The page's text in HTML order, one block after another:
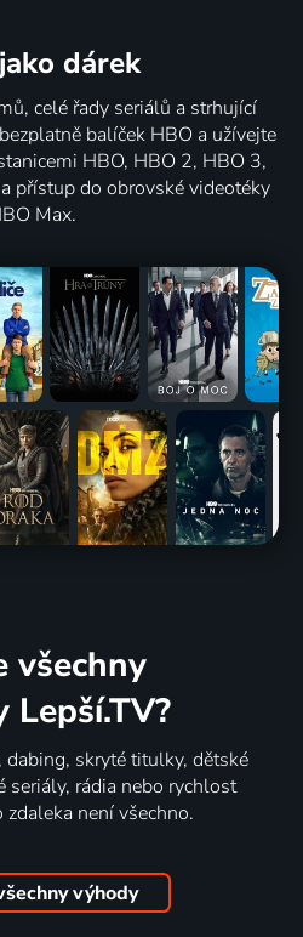
dárek
celé řady seriálů a strhující
balíček HBO a užívejte
HBO, HBO 2, HBO 3,
přístup do obrovské videotéky
Max.
všechny
Lepší.TV?
skryté titulky, dětské
seriály, rádia nebo rychlost
zdaleka není všechno.
výhody